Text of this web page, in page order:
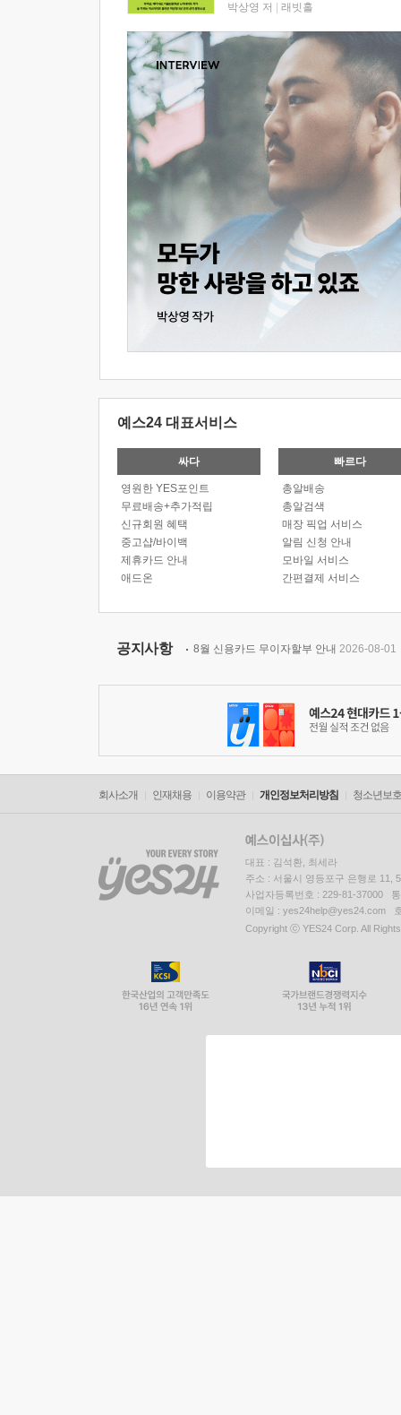
박상영 저 래빗홀
예스24 대표서비스
싸다
영원한 YES포인트
무료배송+추가적립
신규회원 혜택
중고샵/바이백
제휴카드 안내
애드온
빠르다
총알배송
총알검색
매장 픽업 서비스
알림 신청 안내
모바일 서비스
간편결제 서비스
공지사항 8월 신용카드 무이자할부 안내 2026-08-01
회사소개 인재채용 이용약관 개인정보처리방침 청소년보
대표 : 김석환, 최세라
주소 : 서울시 영등포구 은행로 11,
사업자등록번호 : 229-81-37000
이메일 : yes24help@yes24.com
Copyright ⓒ YES24 Corp. All